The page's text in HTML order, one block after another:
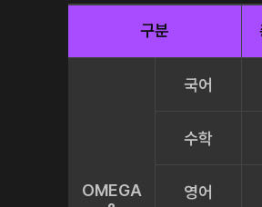
구분
OMEGA
국어
수학
영어